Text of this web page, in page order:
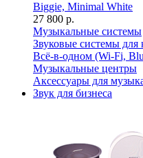
Biggie, Minimal White
27 800 р.
Музыкальные системы
Звуковые системы для
Всё-в-одном (Wi-Fi,
Музыкальные центры
Аксессуары для
Звук для бизнеса